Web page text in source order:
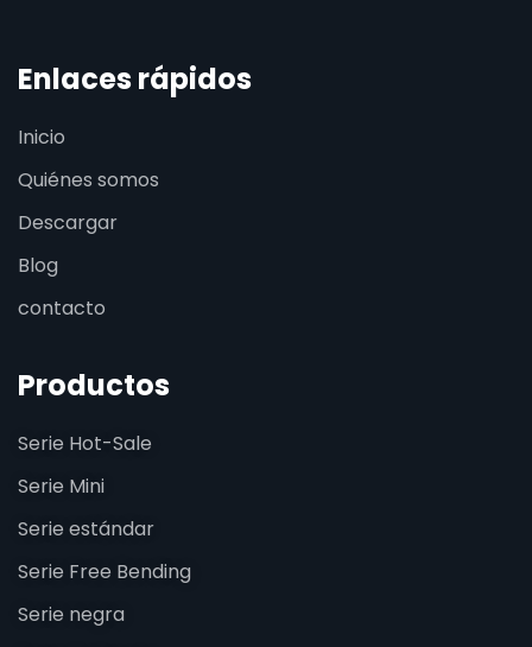
Enlaces rápidos
Inicio
Quiénes somos
Descargar
Blog
contacto
Productos
Serie Hot-Sale
Serie Mini
Serie estándar
Serie Free Bending
Serie negra